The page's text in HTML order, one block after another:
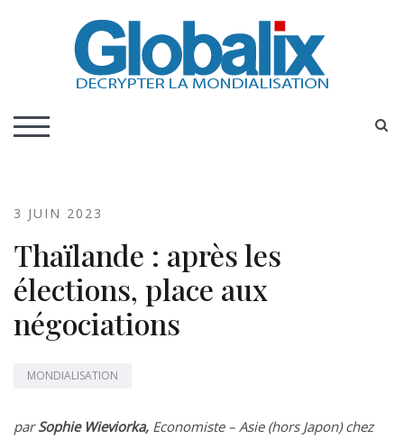
Globalix
TOGGLE MOBILE MENU
3 JUIN 2023
Thaïlande : après les
élections, place aux
négociations
MONDIALISATION
parSophie Wieviorka, Economiste – Asie (hors Japon) chez